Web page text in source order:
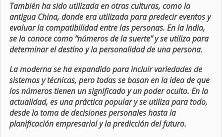
También ha sido utilizada en otras culturas, como la
antigua China, donde era utilizada para predecir eventos y
evaluar la compatibilidad entre las personas. En la India,
se la conoce como “números de la suerte” y se utiliza para
determinar el destino y la personalidad de una persona.
La moderna se ha expandido para incluir variedades de
sistemas y técnicas, pero todas se basan en la idea de que
los números tienen un significado y un poder oculto. En la
actualidad, es una práctica popular y se utiliza para todo,
desde la toma de decisiones personales hasta la
planificación empresarial y la predicción del futuro.